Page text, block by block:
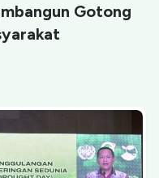
Gotong